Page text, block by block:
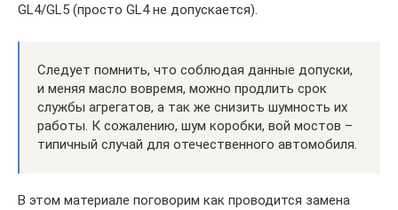
GL4/GL5 (просто GL4 не допускается).
Следует помнить, что соблюдая данные допуски,
и меняя масло вовремя, можно продлить срок
службы агрегатов, а так же снизить шумность их
работы. К сожалению, шум коробки, вой мостов –
типичный случай для отечественного автомобиля.
В этом материале поговорим как проводится замена